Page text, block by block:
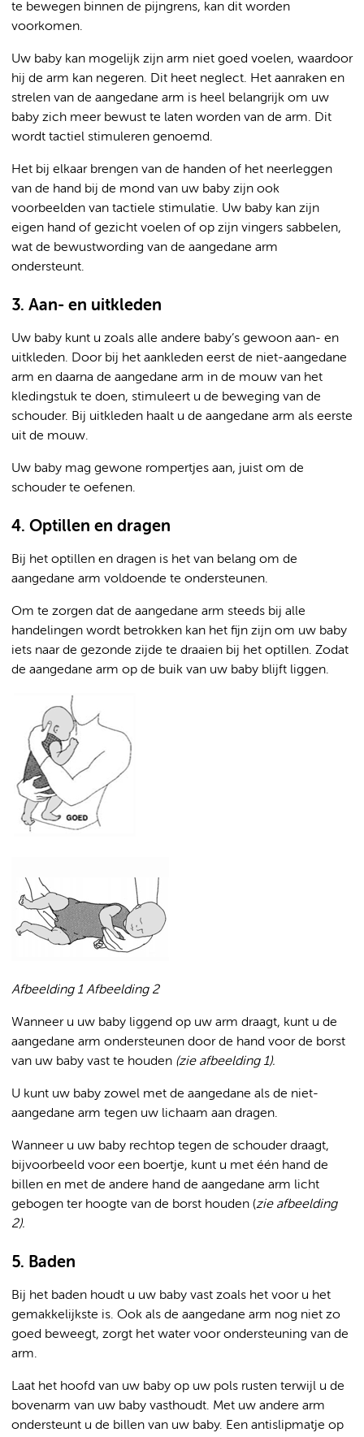
te bewegen binnen de pijngrens, kan dit worden
voorkomen.
Uw baby kan mogelijk zijn arm niet goed voelen, waardoor
hij de arm kan negeren. Dit heet neglect. Het aanraken en
strelen van de aangedane arm is heel belangrijk om uw
baby zich meer bewust te laten worden van de arm. Dit
wordt tactiel stimuleren genoemd.
Het bij elkaar brengen van de handen of het neerleggen
van de hand bij de mond van uw baby zijn ook
voorbeelden van tactiele stimulatie. Uw baby kan zijn
eigen hand of gezicht voelen of op zijn vingers sabbelen,
wat de bewustwording van de aangedane arm
ondersteunt.
3. Aan- en uitkleden
Uw baby kunt u zoals alle andere baby’s gewoon aan- en
uitkleden. Door bij het aankleden eerst de niet-aangedane
arm en daarna de aangedane arm in de mouw van het
kledingstuk te doen, stimuleert u de beweging van de
schouder. Bij uitkleden haalt u de aangedane arm als eerste
uit de mouw.
Uw baby mag gewone rompertjes aan, juist om de
schouder te oefenen.
4. Optillen en dragen
Bij het optillen en dragen is het van belang om de
aangedane arm voldoende te ondersteunen.
Om te zorgen dat de aangedane arm steeds bij alle
handelingen wordt betrokken kan het fijn zijn om uw baby
iets naar de gezonde zijde te draaien bij het optillen. Zodat
de aangedane arm op de buik van uw baby blijft liggen.
Afbeelding 1 Afbeelding 2
Wanneer u uw baby liggend op uw arm draagt, kunt u de
aangedane arm ondersteunen door de hand voor de borst
van uw baby vast te houden (zie afbeelding 1).
U kunt uw baby zowel met de aangedane als de niet-
aangedane arm tegen uw lichaam aan dragen.
Wanneer u uw baby rechtop tegen de schouder draagt,
bijvoorbeeld voor een boertje, kunt u met één hand de
billen en met de andere hand de aangedane arm licht
gebogen ter hoogte van de borst houden (zie afbeelding
2).
5. Baden
Bij het baden houdt u uw baby vast zoals het voor u het
gemakkelijkste is. Ook als de aangedane arm nog niet zo
goed beweegt, zorgt het water voor ondersteuning van de
arm.
Laat het hoofd van uw baby op uw pols rusten terwijl u de
bovenarm van uw baby vasthoudt. Met uw andere arm
ondersteunt u de billen van uw baby. Een antislipmatje op